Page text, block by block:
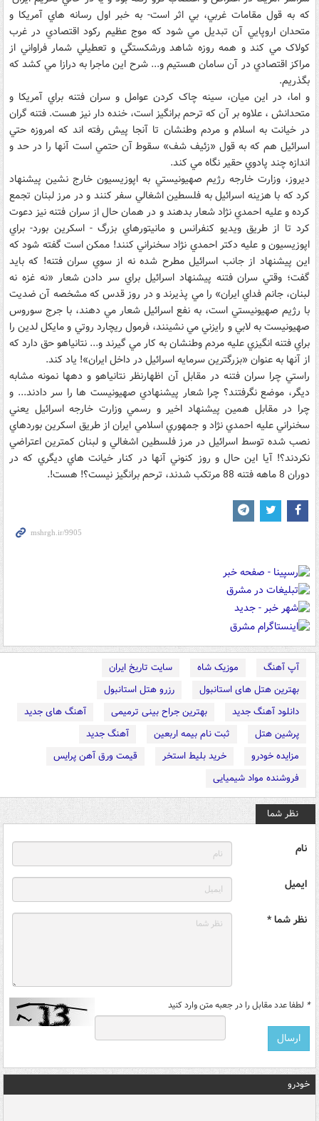
که به قول مقامات غربي، بي اثر است- به خبر اول رسانه هاي آمريکا و
متحدان اروپايي آن تبديل مي شود که موج عظيم رکود اقتصادي در غرب
کولاک مي کند و همه روزه شاهد ورشکستگي و تعطيلي شمار فراواني از
مراکز اقتصادي در آن سامان هستيم و... شرح اين ماجرا به درازا مي کشد که
بگذريم.
و اما، در اين ميان، سينه چاک کردن عوامل و سران فتنه براي آمريکا و
متحدانش ، علاوه بر آن که ترحم برانگيز است، خنده دار نيز هست. فتنه گران
در خيانت به اسلام و مردم وطنشان تا آنجا پيش رفته اند که امروزه حتي
اسرائيل هم که به قول «زئيف شف» سقوط آن حتمي است آنها را در حد و
اندازه چند پادوي حقير نگاه مي کند.
ديروز، وزارت خارجه رژيم صهيونيستي به اپوزيسيون خارج نشين پيشنهاد
کرد که با هزينه اسرائيل به فلسطين اشغالي سفر کنند و در مرز لبنان تجمع
کرده و عليه احمدي نژاد شعار بدهند و در همان حال از سران فتنه نيز دعوت
کرد تا از طريق ويديو کنفرانس و مانيتورهاي بزرگ - اسکرين بورد- براي
اپوزيسيون و عليه دکتر احمدي نژاد سخنراني کنند! ممکن است گفته شود که
اين پيشنهاد از جانب اسرائيل مطرح شده نه از سوي سران فتنه! که بايد
گفت؛ وقتي سران فتنه پيشنهاد اسرائيل براي سر دادن شعار «نه غزه نه
لبنان، جانم فداي ايران» را مي پذيرند و در روز قدس که مشخصه آن ضديت
با رژيم صهيونيستي است، به نفع اسرائيل شعار مي دهند، با جرج سوروس
صهيونيست به لابي و رايزني مي نشينند، فرمول ريچارد روتي و مايکل لدين را
براي فتنه انگيزي عليه مردم وطنشان به کار مي گيرند و... نتانياهو حق دارد که
از آنها به عنوان «بزرگترين سرمايه اسرائيل در داخل ايران»! ياد کند.
راستي چرا سران فتنه در مقابل آن اظهارنظر نتانياهو و دهها نمونه مشابه
ديگر، موضع نگرفتند؟ چرا شعار پيشنهادي صهيونيست ها را سر دادند... و
چرا در مقابل همين پيشنهاد اخير و رسمي وزارت خارجه اسرائيل يعني
سخنراني عليه احمدي نژاد و جمهوري اسلامي ايران از طريق اسکرين بوردهاي
نصب شده توسط اسرائيل در مرز فلسطين اشغالي و لبنان کمترين اعتراضي
نکردند؟! آيا اين حال و روز کنوني آنها در کنار خيانت هاي ديگري که در
دوران 8 ماهه فتنه 88 مرتکب شدند، ترحم برانگيز نيست؟! هست!.
آپ آهنگ موزیک شاه
سایت تاریخ ایران
بهترین هتل های استانبول
رزرو هتل استانبول
دانلود آهنگ جدید
بهترین جراح بینی ترمیمی
آهنگ های جدید
پرشین هتل
ثبت نام بیمه اربعین
آهنگ جدید
مزایده خودرو
خرید بلیط استخر
قیمت ورق آهن پرایس
فروشنده مواد شیمیایی
نظر شما
نام
ایمیل
نظر شما *
* لطفا عدد مقابل را در جعبه متن وارد کنید
خودرو